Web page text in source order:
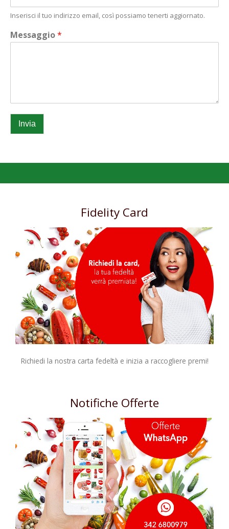
Inserisci il tuo indirizzo email, così possiamo tenerti aggiornato.
Messaggio*
Invia
Fidelity Card
Richiedi la nostra carta fedeltà e inizia a raccogliere premi!
Notifiche Offerte